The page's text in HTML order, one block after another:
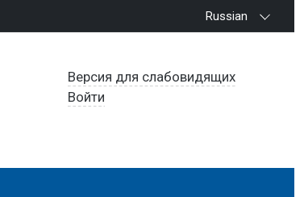
Russian
Версия для слабовидящих
Войти